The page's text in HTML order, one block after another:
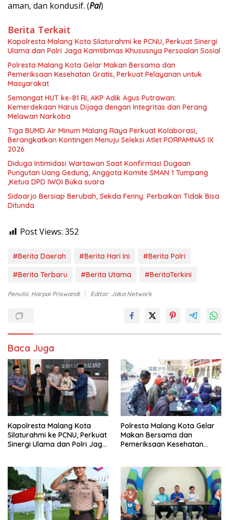
aman, dan kondusif. (Pai)
Berita Terkait
Kapolresta Malang Kota Silaturahmi ke PCNU, Perkuat Sinergi
Ulama dan Polri Jaga Kamtibmas Khususnya Persoalan Sosial
Polresta Malang Kota Gelar Makan Bersama dan
Pemeriksaan Kesehatan Gratis, Perkuat Pelayanan untuk
Masyarakat
Semangat HUT ke-81 RI, AKP Adik Agus Putrawan:
Kemerdekaan Harus Dijaga dengan Integritas dan Perang
Melawan Narkoba
Tiga BUMD Air Minum Malang Raya Perkuat Kolaborasi,
Berangkatkan Kontingen Menuju Seleksi Atlet PORPAMNAS IX
2026
Diduga Intimidasi Wartawan Saat Konfirmasi Dugaan
Pungutan Uang Gedung, Anggota Komite SMAN 1 Tumpang
,Ketua DPD IWOI Buka suara
Sidoarjo Bersiap Berubah, Sekda Fenny: Perbaikan Tidak Bisa
Ditunda
Post Views: 352
#Berita Daerah #Berita Hari Ini
#Berita Polri
#Berita Terbaru
#Berita Utama #BeritaTerkini
Penulis: Harpai Priswandi Editor: Jaka Network
Baca Juga
Kapolresta Malang Kota
Silaturahmi ke PCNU, Perkuat
Sinergi Ulama dan Polri Jaga
Polresta Malang Kota Gelar
Makan Bersama dan
Pemeriksaan Kesehatan